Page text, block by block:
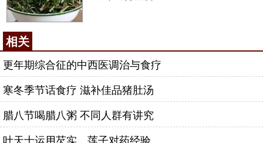
碱（nornciferine），氧黄心树宁碱
（Oxoushinsunine）和 N-去甲亚美罂粟碱（N-
norarmepavine）。
【鉴别】理化鉴别薄层色
|<< << < 1 2 3
咨询电话：010-87876186
相关
更年期综合征的中西医调治与食疗
寒冬季节话食疗 滋补佳品猪肚汤
腊八节喝腊八粥 不同人群有讲究
叶天士运用芡实、莲子对药经验